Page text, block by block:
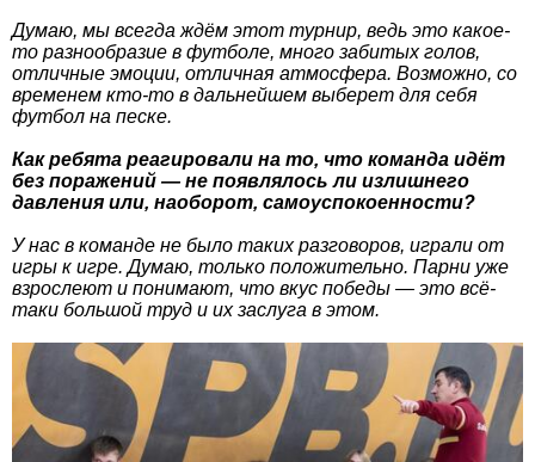
Думаю, мы всегда ждём этот турнир, ведь это какое-
то разнообразие в футболе, много забитых голов,
отличные эмоции, отличная атмосфера. Возможно, со
временем кто-то в дальнейшем выберет для себя
футбол на песке.
Как ребята реагировали на то, что команда идёт
без поражений — не появлялось ли излишнего
давления или, наоборот, самоуспокоенности?
У нас в команде не было таких разговоров, играли от
игры к игре. Думаю, только положительно. Парни уже
взрослеют и понимают, что вкус победы — это всё-
таки большой труд и их заслуга в этом.